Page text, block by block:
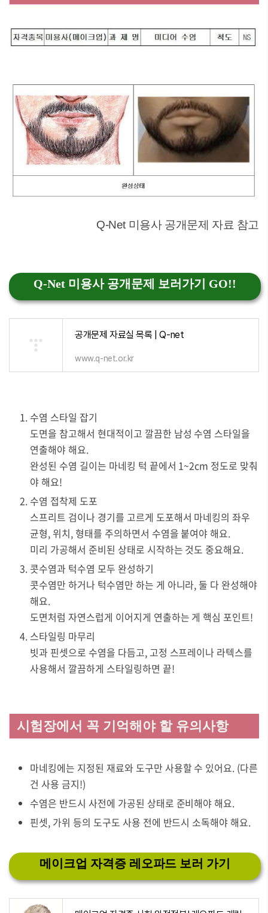
Q-Net 미용사 공개문제 자료 참고
Q-Net 미용사 공개문제 보러가기 GO!!
공개문제 자료실 목록 | Q-net
www.q-net.or.kr
수염 스타일 잡기
도면을 참고해서 현대적이고 깔끔한 남성 수염 스타일을
연출해야 해요.
완성된 수염 길이는 마네킹 턱 끝에서 1~2cm 정도로 맞춰
야 해요!
수염 접착제 도포
스프리트 검이나 경기를 고르게 도포해서 마네킹의 좌우
균형, 위치, 형태를 주의하면서 수염을 붙여야 해요.
미리 가공해서 준비된 상태로 시작하는 것도 중요해요.
콧수염과 턱수염 모두 완성하기
콧수염만 하거나 턱수염만 하는 게 아니라, 둘 다 완성해야
해요.
도면처럼 자연스럽게 이어지게 연출하는 게 핵심 포인트!
스타일링 마무리
빗과 핀셋으로 수염을 다듬고, 고정 스프레이나 라텍스를
사용해서 깔끔하게 스타일링하면 끝!
시험장에서 꼭 기억해야 할 유의사항
마네킹에는 지정된 재료와 도구만 사용할 수 있어요. (다른
건 사용 금지!)
수염은 반드시 사전에 가공된 상태로 준비해야 해요.
핀셋, 가위 등의 도구도 사용 전에 반드시 소독해야 해요.
메이크업 자격증 레오파드 보러 가기